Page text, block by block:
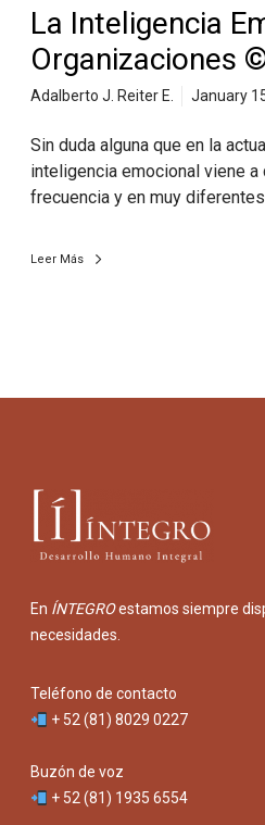
La Inteligencia
Organizaciones
Adalberto J. Reiter E. January
Sin duda alguna que en la
inteligencia emocional viene a
frecuencia y en muy
Leer Más
En ÍNTEGROestamos siempre
necesidades.
Teléfono de contacto
+ 52 (81) 8029 0227
Buzón de voz
+ 52 (81) 1935 6554